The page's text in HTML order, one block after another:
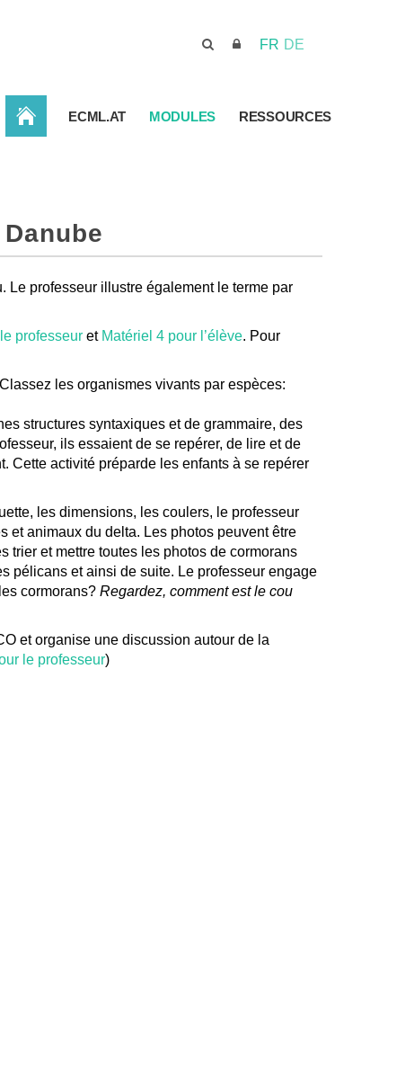
FR DE
ACCUEIL ECML.AT MODULES RESSOURCES
Le professeur illustre également le terme par
professeuret Matériel 4 pour l’élève. Pour
les organismes vivants par espèces:
structures syntaxiques et de grammaire, des
ils essaient de se repérer, de lire et de
Cette activité préparde les enfants à se repérer
les dimensions, les coulers, le professeur
et animaux du delta. Les photos peuvent être
trier et mettre toutes les photos de cormorans
pélicans et ainsi de suite. Le professeur engage
cormorans? Regardez, comment est le cou
et organise une discussion autour de la
le professeur)